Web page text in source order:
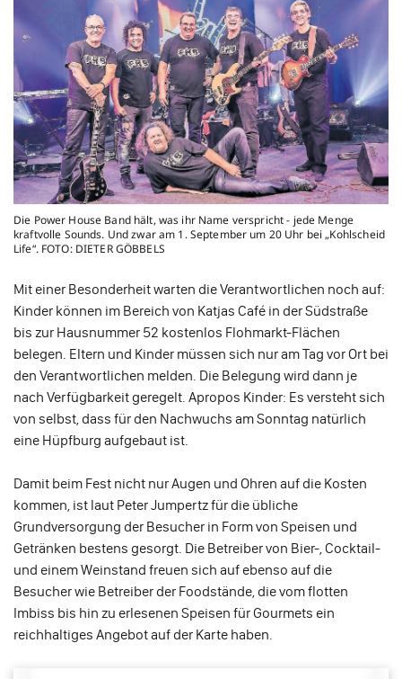
Die Power House Band hält, was ihr Name verspricht - jede Menge
kraftvolle Sounds. Und zwar am 1. September um 20 Uhr bei „Kohlscheid
Life“. FOTO: DIETER GÖBBELS
Mit einer Besonderheit warten die Verantwortlichen noch auf:
Kinder können im Bereich von Katjas Café in der Südstraße
bis zur Hausnummer 52 kostenlos Flohmarkt-Flächen
belegen. Eltern und Kinder müssen sich nur am Tag vor Ort bei
den Verantwortlichen melden. Die Belegung wird dann je
nach Verfügbarkeit geregelt. Apropos Kinder: Es versteht sich
von selbst, dass für den Nachwuchs am Sonntag natürlich
eine Hüpfburg aufgebaut ist.
Damit beim Fest nicht nur Augen und Ohren auf die Kosten
kommen, ist laut Peter Jumpertz für die übliche
Grundversorgung der Besucher in Form von Speisen und
Getränken bestens gesorgt. Die Betreiber von Bier-, Cocktail-
und einem Weinstand freuen sich auf ebenso auf die
Besucher wie Betreiber der Foodstände, die vom flotten
Imbiss bis hin zu erlesenen Speisen für Gourmets ein
reichhaltiges Angebot auf der Karte haben.